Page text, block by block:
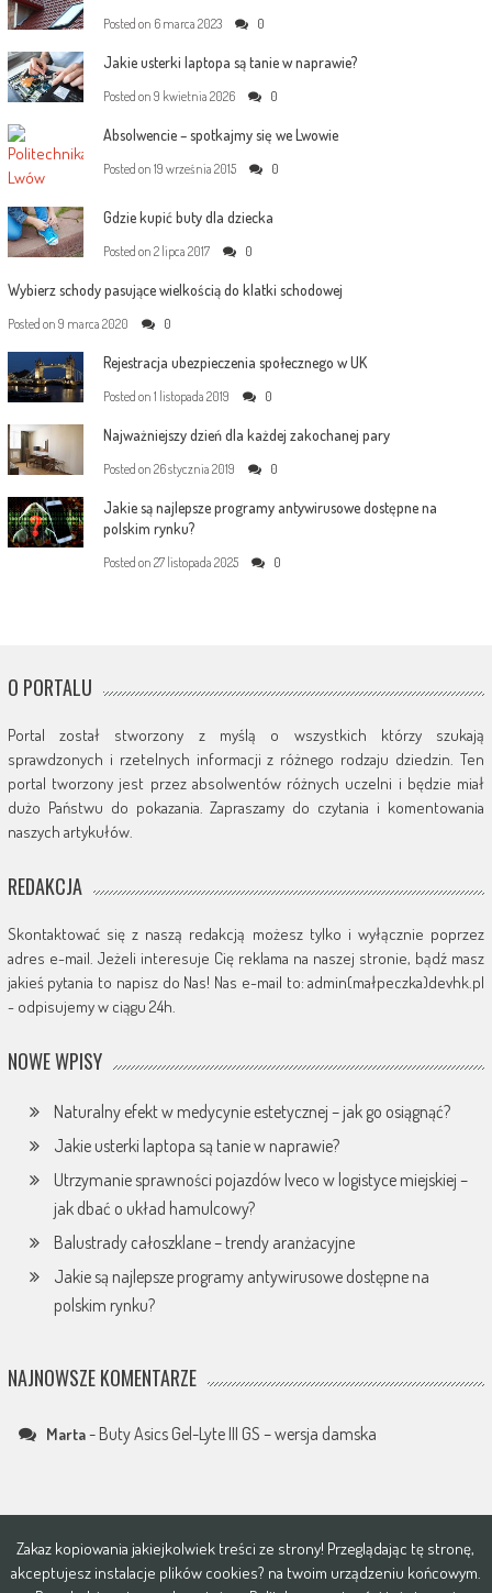
Posted on 6 marca 2023 0
Jakie usterki laptopa są tanie w naprawie?
Posted on 9 kwietnia 2026 0
Absolwencie – spotkajmy się we Lwowie
Posted on 19 września 2015 0
Gdzie kupić buty dla dziecka
Posted on 2 lipca 2017 0
Wybierz schody pasujące wielkością do klatki schodowej
Posted on 9 marca 2020 0
Rejestracja ubezpieczenia społecznego w UK
Posted on 1 listopada 2019 0
Najważniejszy dzień dla każdej zakochanej pary
Posted on 26 stycznia 2019 0
Jakie są najlepsze programy antywirusowe dostępne na
polskim rynku?
Posted on 27 listopada 2025 0
O PORTALU
Portal został stworzony z myślą o wszystkich którzy szukają
sprawdzonych i rzetelnych informacji z różnego rodzaju dziedzin. Ten
portal tworzony jest przez absolwentów różnych uczelni i będzie miał
dużo Państwu do pokazania. Zapraszamy do czytania i komentowania
naszych artykułów.
REDAKCJA
Skontaktować się z naszą redakcją możesz tylko i wyłącznie poprzez
adres e-mail. Jeżeli interesuje Cię reklama na naszej stronie, bądź masz
jakieś pytania to napisz do Nas! Nas e-mail to: admin(małpeczka)devhk.pl
- odpisujemy w ciągu 24h.
NOWE WPISY
Naturalny efekt w medycynie estetycznej – jak go osiągnąć?
Jakie usterki laptopa są tanie w naprawie?
Utrzymanie sprawności pojazdów Iveco w logistyce miejskiej –
jak dbać o układ hamulcowy?
Balustrady całoszklane – trendy aranżacyjne
Jakie są najlepsze programy antywirusowe dostępne na
polskim rynku?
NAJNOWSZE KOMENTARZE
Marta- Buty Asics Gel-Lyte III GS – wersja damska
Zakaz kopiowania jakiejkolwiek treści ze strony! Przeglądając tę stronę,
akceptujesz instalacje plików cookies? na twoim urządzeniu końcowym.